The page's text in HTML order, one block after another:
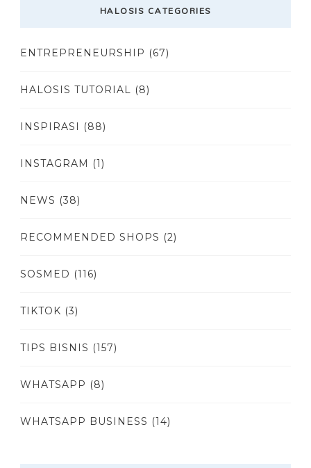
HALOSIS CATEGORIES
ENTREPRENEURSHIP (67)
HALOSIS TUTORIAL (8)
INSPIRASI (88)
INSTAGRAM (1)
NEWS (38)
RECOMMENDED SHOPS (2)
SOSMED (116)
TIKTOK (3)
TIPS BISNIS (157)
WHATSAPP (8)
WHATSAPP BUSINESS (14)